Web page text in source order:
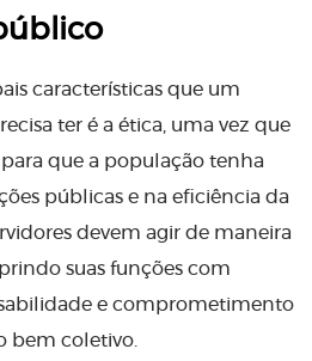
características que um
ter é a ética, uma vez que
que a população tenha
públicas e na eficiência da
devem agir de maneira
suas funções com
e comprometimento
bem coletivo.